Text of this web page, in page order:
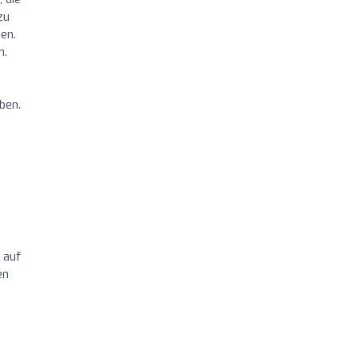
auf